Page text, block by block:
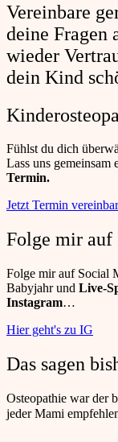
Vereinbare
deine Fragen
wieder
dein Kind
Fühlst du dich
Lass uns gemeinsam
Termin.
Jetzt Termin
Folge mir auf
Folge mir auf Social
Babyjahr und Live-
Instagram…
Hier geht's zu IG
Das sagen
Osteopathie war der
jeder Mami